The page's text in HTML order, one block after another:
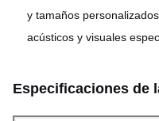
y tamaños
acústicos y visuales
Especificaciones de